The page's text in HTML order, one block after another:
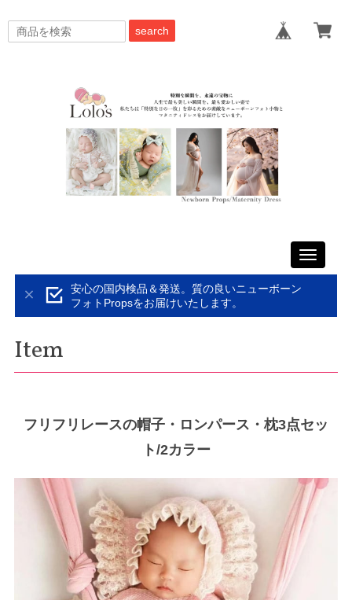
search
Toggle
安心の国内検品＆発送。質の良いニューボーン
フォトPropsをお届けいたします。
Item
フリフリレースの帽子・ロンパース・枕3点セッ
ト/2カラー